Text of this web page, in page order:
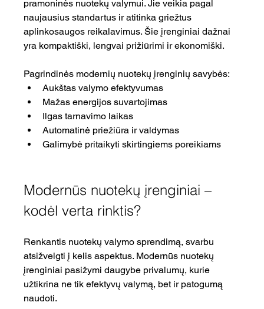
pramoninės nuotekų valymui. Jie veikia pagal
naujausius standartus ir atitinka griežtus
aplinkosaugos reikalavimus. Šie įrenginiai dažnai
yra kompaktiški, lengvai prižiūrimi ir ekonomiški.
Pagrindinės modernių nuotekų įrenginių savybės:
Aukštas valymo efektyvumas
Mažas energijos suvartojimas
Ilgas tarnavimo laikas
Automatinė priežiūra ir valdymas
Galimybė pritaikyti skirtingiems poreikiams
Modernūs nuotekų įrenginiai –
kodėl verta rinktis?
Renkantis nuotekų valymo sprendimą, svarbu
atsižvelgti į kelis aspektus. Modernūs nuotekų
įrenginiai pasižymi daugybe privalumų, kurie
užtikrina ne tik efektyvų valymą, bet ir patogumą
naudoti.